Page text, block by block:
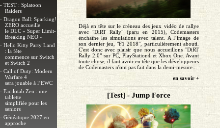
- TEST : Splatoon
Raiders
- Dragon Ball: Sparking!
ZERO accueille
le DLC « Super Limit-
Breaking NEO »
- Hello Kitty Party Land
: la fête
commence sur Switch
et Switch 2
- Call of Duty: Modern
Warfare 4
sera jouable à l’EWC
- Facilotab Zen : une
tablette
simplifiée pour les
seniors
- Généatique 2027 en
approche
Déjà en tête sur le créneau des jeux vidéo de rallye
avec "DiRT Rally" (paru en 2015), Codemasters
enchaîne les simulations avec talent. A l’image de
son dernier jeu, "F1 2018", particulièrement abouti.
C'est donc avec plaisir que nous accueillons "DiRT
Rally 2.0" sur PC, PlayStation4 et Xbox One. Avant
toute chose, il faut avoir en tête que les développeurs
de Codemasters n'ont pas fait dans la demi-mesure...
en savoir +
[Test] - Jump Force